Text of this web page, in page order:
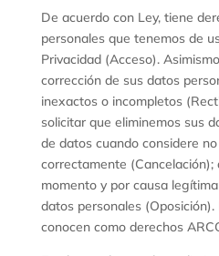
De acuerdo con Ley, tiene
personales que tenemos de
Privacidad (Acceso).
corrección de sus datos
inexactos o incompletos
solicitar que eliminemos sus
de datos cuando considere
correctamente
momento y por causa
datos personales (Oposición).
conocen como derechos